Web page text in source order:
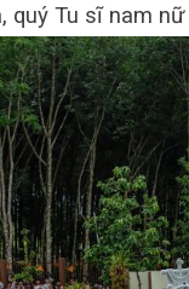
quý Tu sĩ nam